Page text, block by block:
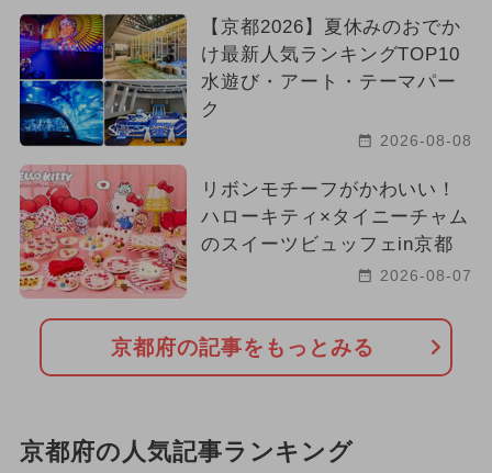
【京都2026】夏休みのおでか
け最新人気ランキングTOP10
水遊び・アート・テーマパー
ク
2026-08-08
リボンモチーフがかわいい！
ハローキティ×タイニーチャム
のスイーツビュッフェin京都
2026-08-07
京都府の記事をもっとみる
京都府の人気記事ランキング